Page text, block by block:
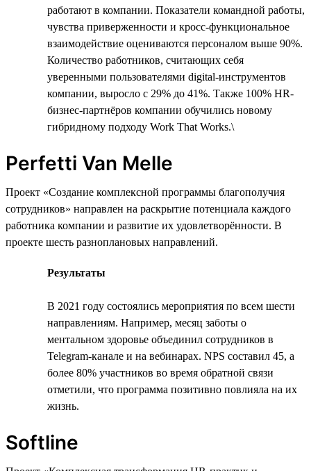
работают в компании. Показатели командной работы,
чувства приверженности и кросс-функциональное
взаимодействие оцениваются персоналом выше 90%.
Количество работников, считающих себя
уверенными пользователями digital-инструментов
компании, выросло с 29% до 41%. Также 100% HR-
бизнес-партнёров компании обучились новому
гибридному подходу Work That Works.\
Perfetti Van Melle
Проект «Создание комплексной программы благополучия
сотрудников» направлен на раскрытие потенциала каждого
работника компании и развитие их удовлетворённости. В
проекте шесть разноплановых направлений.
Результаты
В 2021 году состоялись мероприятия по всем шести
направлениям. Например, месяц заботы о
ментальном здоровье объединил сотрудников в
Telegram-канале и на вебинарах. NPS составил 45, а
более 80% участников во время обратной связи
отметили, что программа позитивно повлияла на их
жизнь.
Softline